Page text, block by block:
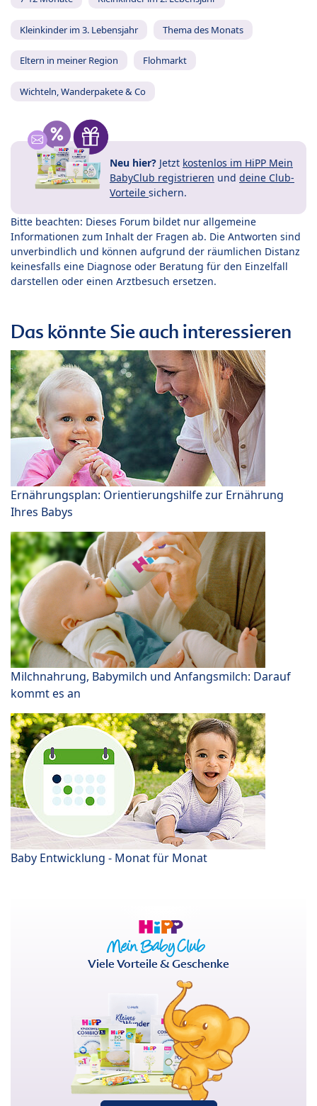
Kleinkinder im 3. Lebensjahr Thema des Monats
Eltern in meiner Region Flohmarkt
Wichteln, Wanderpakete & Co
Neu hier? Jetzt kostenlos im HiPP Mein
BabyClub registrieren und deine Club-
Vorteile sichern.
Bitte beachten: Dieses Forum bildet nur allgemeine
Informationen zum Inhalt der Fragen ab. Die Antworten sind
unverbindlich und können aufgrund der räumlichen Distanz
keinesfalls eine Diagnose oder Beratung für den Einzelfall
darstellen oder einen Arztbesuch ersetzen.
Das könnte Sie auch interessieren
Ernährungsplan: Orientierungshilfe zur Ernährung
Ihres Babys
Milchnahrung, Babymilch und Anfangsmilch: Darauf
kommt es an
Baby Entwicklung - Monat für Monat
Viele Vorteile & Geschenke